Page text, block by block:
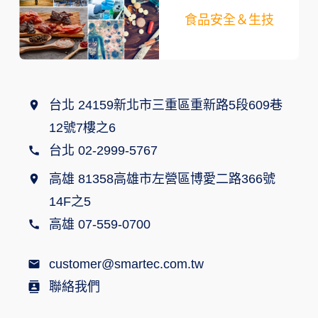
食品安全＆生技
台北 24159新北市三重區重新路5段609巷
12號7樓之6
台北 02-2999-5767
高雄 81358高雄市左營區博愛二路366號
14F之5
高雄 07-559-0700
customer@smartec.com.tw
聯絡我們